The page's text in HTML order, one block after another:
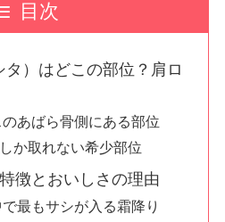
目次
）はどこの部位？肩ロ
あばら骨側にある部位
か取れない希少部位
徴とおいしさの理由
最もサシが入る霜降り